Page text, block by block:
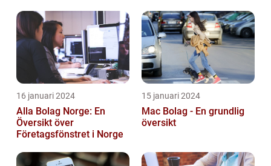
16 januari 2024
Alla Bolag Norge: En
Översikt över
Företagsfönstret i Norge
15 januari 2024
Mac Bolag - En grundlig
översikt